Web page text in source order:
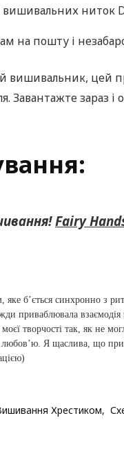
вишивальних ниток
пошту і
вишивальник, цей
Завантажте зараз
Fairy
яке б’ється синхронно з
приваблювала
творчості так, як не
любов’ю. Я щаслива, що
Хрестиком